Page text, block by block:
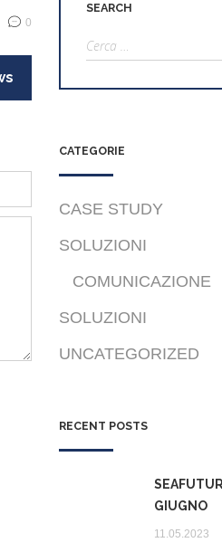
0
SEARCH
Ricerca
per:
CATEGORIE
CASE STUDY
SOLUZIONI
COMUNICAZIONE
SOLUZIONI
UNCATEGORIZED
RECENT POSTS
GIUGNO
11.05.2023